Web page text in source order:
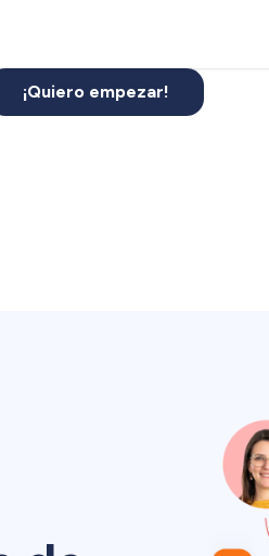
¡Quiero empezar!